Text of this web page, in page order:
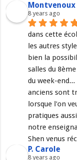
8 years ago
dans cette
les autres
bien la
salles du
du week-
anciens sont
lorsque l'on
pratiques
notre
Shen venus
P. Carole
8 years ago